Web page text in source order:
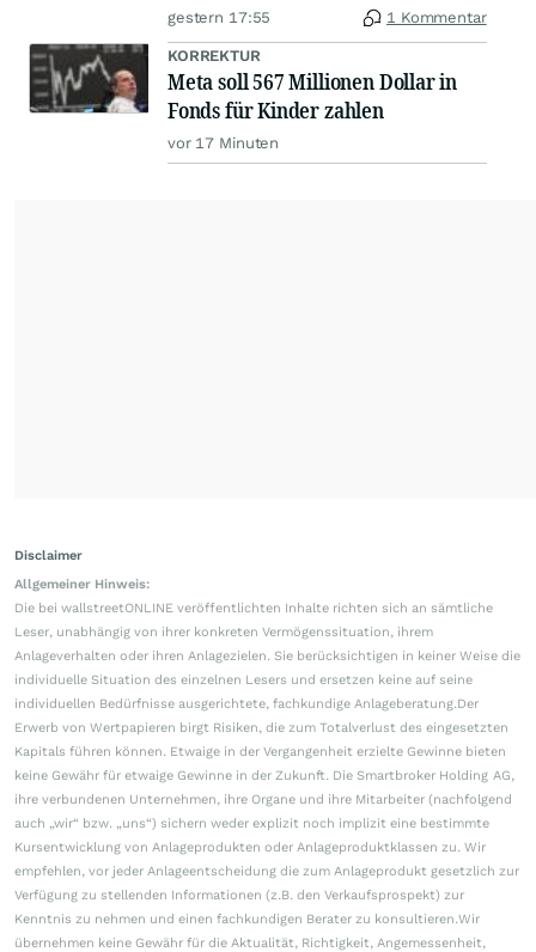
gestern 17:55 1 Kommentar
KORREKTUR
Meta soll 567 Millionen Dollar in
Fonds für Kinder zahlen
vor 17 Minuten
Disclaimer
Allgemeiner Hinweis:
Die bei wallstreetONLINE veröffentlichten Inhalte richten sich an sämtliche
Leser, unabhängig von ihrer konkreten Vermögenssituation, ihrem
Anlageverhalten oder ihren Anlagezielen. Sie berücksichtigen in keiner Weise die
individuelle Situation des einzelnen Lesers und ersetzen keine auf seine
individuellen Bedürfnisse ausgerichtete, fachkundige Anlageberatung.Der
Erwerb von Wertpapieren birgt Risiken, die zum Totalverlust des eingesetzten
Kapitals führen können. Etwaige in der Vergangenheit erzielte Gewinne bieten
keine Gewähr für etwaige Gewinne in der Zukunft. Die Smartbroker Holding AG,
ihre verbundenen Unternehmen, ihre Organe und ihre Mitarbeiter (nachfolgend
auch „wir“ bzw. „uns“) sichern weder explizit noch implizit eine bestimmte
Kursentwicklung von Anlageprodukten oder Anlageproduktklassen zu. Wir
empfehlen, vor jeder Anlageentscheidung die zum Anlageprodukt gesetzlich zur
Verfügung zu stellenden Informationen (z.B. den Verkaufsprospekt) zur
Kenntnis zu nehmen und einen fachkundigen Berater zu konsultieren.Wir
übernehmen keine Gewähr für die Aktualität, Richtigkeit, Angemessenheit,